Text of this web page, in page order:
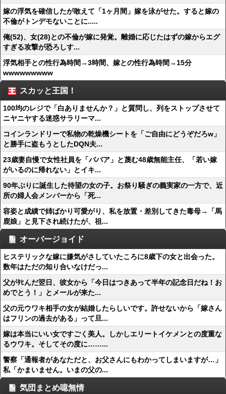
嫁の浮気を確信したが敢えて「1ヶ月間」嫁を泳がせた。すると嫁の
不倫がトンデモないことに.....
俺(52)、女(28)との不倫が嫁に発覚。離婚に応じたはずの嫁からエグ
すぎる攻撃が恐ろしす...
浮気相手との性行為時間→3時間、嫁との性行為時間→15分
wwwwwwwww
スカッと王国！
100均のレジで「白ありませんか？」と質問し、列をストップさせて
ニヤニヤする迷惑サラリーマ...
コインランドリーで私物の乾燥機シートを「ご自由にどうぞだろw」
と勝手に盗もうとしたDQN夫...
23歳妻自慢で女性社員を「ババア」と蔑む48歳無能主任、「若い嫁
がいるのに帰れない」とイキ...
90年ぶりに誕生した待望の女の子。お祭り騒ぎの義実家の一方で、近
所の婦人会メンバーから「死...
容姿と成績で姉ばかり可愛がり、私を放置・差別してきた毒母→「馬
鹿娘」と見下され続けたが、祖...
オーバージョイド
ヒステリックな嫁に嫌気がさしていたころに8歳下の女と出会った。
数年はただの知り合いなけだっ...
父がﾀﾋんだ翌日、彼女から「今日はつきあって半年の記念日だね！お
めでとう！」とメールが来た...
父の元ウワキ相手の女が結婚したらしいです。許せないから「嫁さん
はフリンの過去がある」って旦...
嫁は本当にいい女ですごく美人。しかしエリートイケメンとの度重な
るウワキ。そしてその度に……...
警察「通報者があなただと、お父さんにもわかってしまいますが…」
私「かまいません。いまの父の...
気団まとめ噫無情